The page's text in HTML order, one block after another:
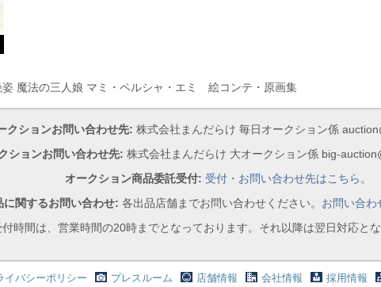
姿 魔法の三人娘 マミ・ペルシャ・エミ 絵コンテ・原画集
クションお問い合わせ先: 株式会社まんだらけ 毎日オークション係
ションお問い合わせ先: 株式会社まんだらけ 大オークション係 big-
オークション商品委託受付: 受付・お問い合わせ先はこちら。
に関するお問い合わせ: 各出品店舗までお問い合わせください。 お問い合わ
時間は、営業時間の20時までとなっております。それ以降は翌日対応とな
イバシーポリシー プレスルーム 店舗情報 会社情報 採用情報